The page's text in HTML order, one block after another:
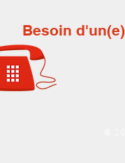
Besoin